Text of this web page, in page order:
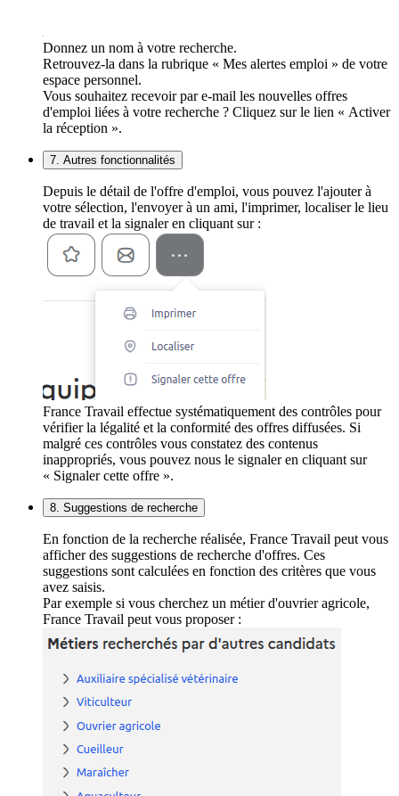
Donnez un nom à votre recherche.
Retrouvez-la dans la rubrique « Mes alertes emploi » de votre
espace personnel.
Vous souhaitez recevoir par e-mail les nouvelles offres
d'emploi liées à votre recherche ? Cliquez sur le lien « Activer
la réception ».
7. Autres fonctionnalités
Depuis le détail de l'offre d'emploi, vous pouvez l'ajouter à
votre sélection, l'envoyer à un ami, l'imprimer, localiser le lieu
de travail et la signaler en cliquant sur :
France Travail effectue systématiquement des contrôles pour
vérifier la légalité et la conformité des offres diffusées. Si
malgré ces contrôles vous constatez des contenus
inappropriés, vous pouvez nous le signaler en cliquant sur
« Signaler cette offre ».
8. Suggestions de recherche
En fonction de la recherche réalisée, France Travail peut vous
afficher des suggestions de recherche d'offres. Ces
suggestions sont calculées en fonction des critères que vous
avez saisis.
Par exemple si vous cherchez un métier d'ouvrier agricole,
France Travail peut vous proposer :